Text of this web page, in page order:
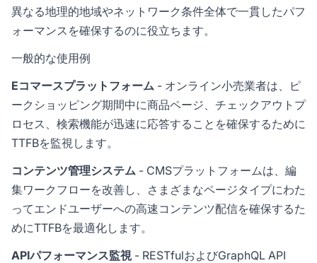
異なる地理的地域やネットワーク条件全体で一貫したパフ
ォーマンスを確保するのに役立ちます。
一般的な使用例
Eコマースプラットフォーム - オンライン小売業者は、ピ
ークショッピング期間中に商品ページ、チェックアウトプ
ロセス、検索機能が迅速に応答することを確保するために
TTFBを監視します。
コンテンツ管理システム - CMSプラットフォームは、編
集ワークフローを改善し、さまざまなページタイプにわた
ってエンドユーザーへの高速コンテンツ配信を確保するた
めにTTFBを最適化します。
APIパフォーマンス監視- RESTfulおよびGraphQL API